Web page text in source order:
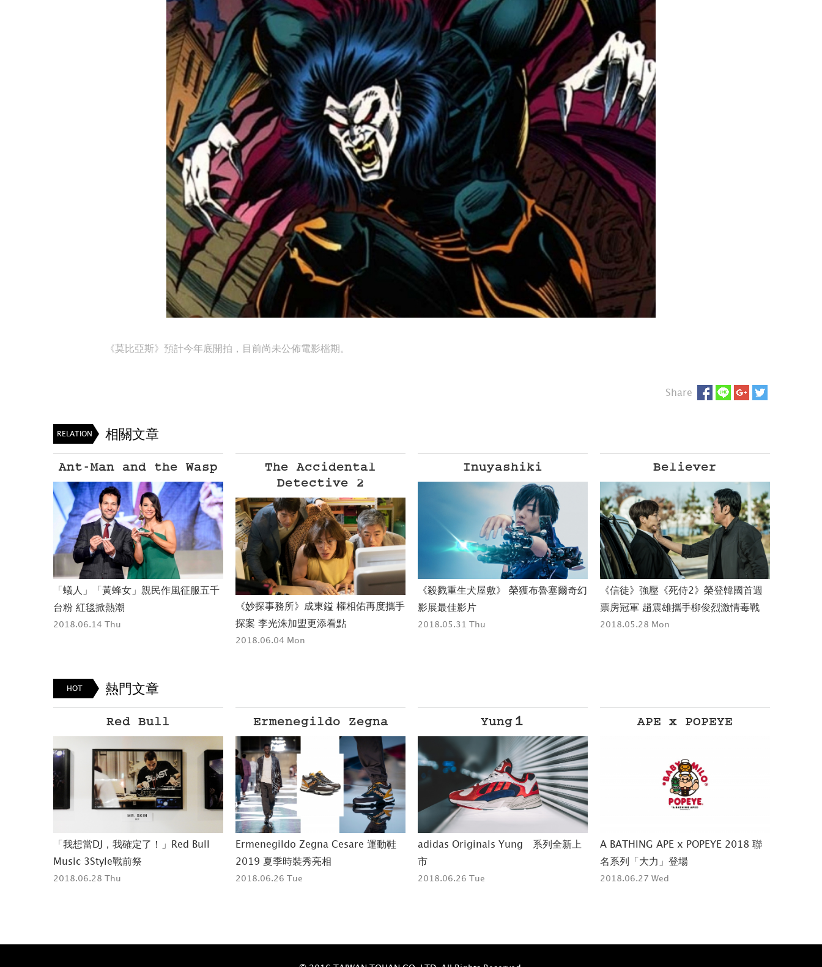
《莫比亞斯》預計今年底開拍，目前尚未公佈電影檔期。
Share
RELATION 相關文章
Ant-Man and the Wasp
「蟻人」「黃蜂女」親民作風征服五千
台粉 紅毯掀熱潮
2018.06.14 Thu
The Accidental
Detective 2
《妙探事務所》成東鎰 權相佑再度攜手
探案 李光洙加盟更添看點
2018.06.04 Mon
Inuyashiki
《殺戮重生犬屋敷》 榮獲布魯塞爾奇幻
影展最佳影片
2018.05.31 Thu
Believer
《信徒》強壓《死侍2》榮登韓國首週
票房冠軍 趙震雄攜手柳俊烈激情毒戰
2018.05.28 Mon
HOT 熱門文章
Ermenegildo Zegna
Ermenegildo Zegna Cesare 運動鞋
2019 夏季時裝秀亮相
2018.06.26 Tue
Yung１
adidas Originals Yung 系列全新上
市
2018.06.26 Tue
APE x POPEYE
A BATHING APE x POPEYE 2018 聯
名系列「大力」登場
2018.06.27 Wed
BABY-G
BABY-G 支持珊瑚礁生態保育 攜手
AQUA PLANET 推出聯名錶款
2018.06.27 Wed